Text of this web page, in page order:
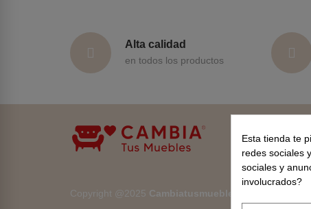
Alta calidad
en todos los productos
Copyright @2025 Cambiatusmuebles
Esta tienda te
redes sociales
sociales y
involucrados?